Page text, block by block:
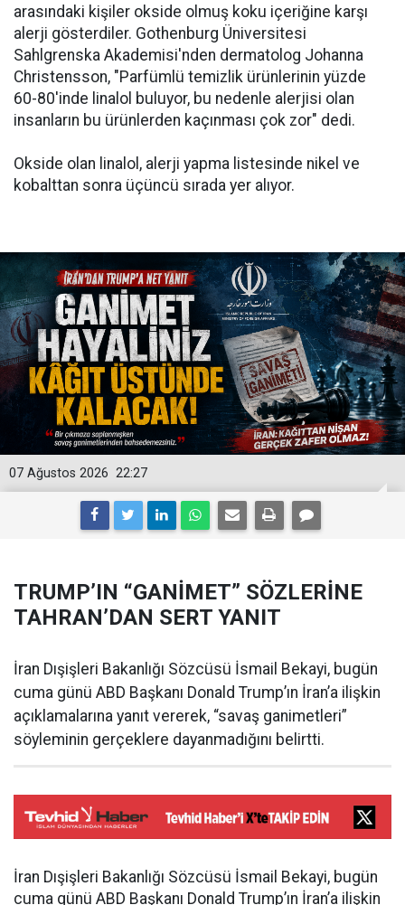
arasındaki kişiler okside olmuş koku içeriğine karşı
alerji gösterdiler. Gothenburg Üniversitesi
Sahlgrenska Akademisi'nden dermatolog Johanna
Christensson, "Parfümlü temizlik ürünlerinin yüzde
60-80'inde linalol buluyor, bu nedenle alerjisi olan
insanların bu ürünlerden kaçınması çok zor" dedi.
Okside olan linalol, alerji yapma listesinde nikel ve
kobalttan sonra üçüncü sırada yer alıyor.
22:27
07 Ağustos 2026
TRUMP’IN “GANİMET” SÖZLERİNE
TAHRAN’DAN SERT YANIT
İran Dışişleri Bakanlığı Sözcüsü İsmail Bekayi, bugün
cuma günü ABD Başkanı Donald Trump’ın İran’a ilişkin
açıklamalarına yanıt vererek, “savaş ganimetleri”
söyleminin gerçeklere dayanmadığını belirtti.
İran Dışişleri Bakanlığı Sözcüsü İsmail Bekayi, bugün
cuma günü ABD Başkanı Donald Trump’ın İran’a ilişkin